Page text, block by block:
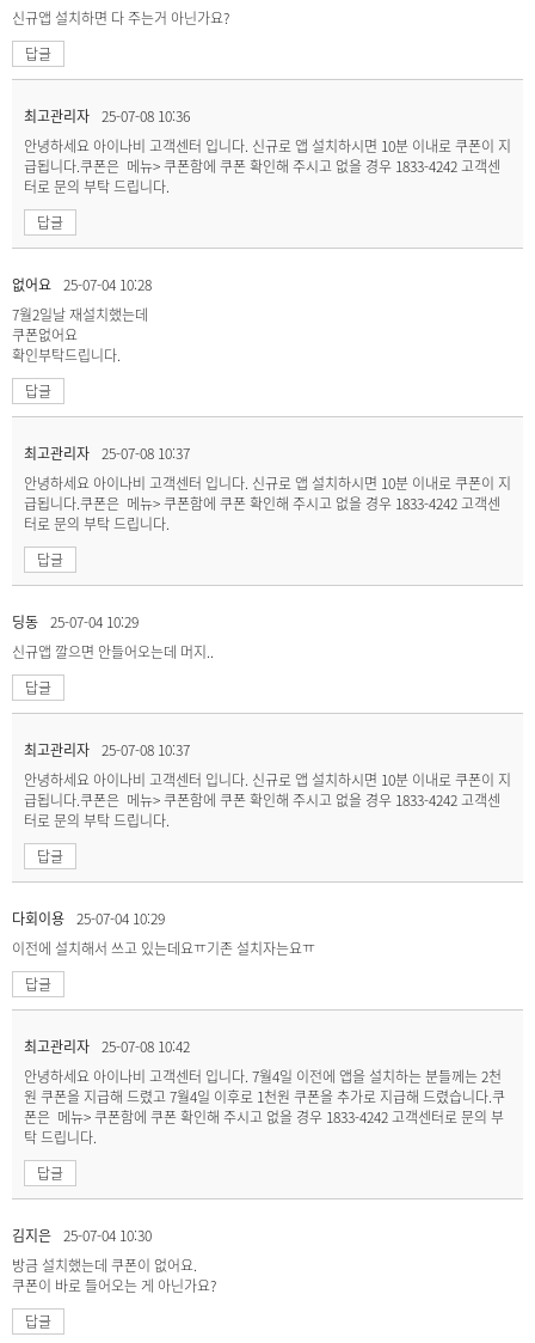
신규앱 설치하면 다 주는거 아닌가요?
답글
최고관리자 25-07-08 10:36
안녕하세요 아이나비 고객센터 입니다. 신규로 앱 설치하시면 10분 이내로 쿠폰이 지
급됩니다.쿠폰은 메뉴> 쿠폰함에 쿠폰 확인해 주시고 없을 경우 1833-4242 고객센
터로 문의 부탁 드립니다.
답글
없어요 25-07-04 10:28
7월2일날 재설치했는데
쿠폰없어요
확인부탁드립니다.
답글
최고관리자 25-07-08 10:37
안녕하세요 아이나비 고객센터 입니다. 신규로 앱 설치하시면 10분 이내로 쿠폰이 지
급됩니다.쿠폰은 메뉴> 쿠폰함에 쿠폰 확인해 주시고 없을 경우 1833-4242 고객센
터로 문의 부탁 드립니다.
답글
딩동 25-07-04 10:29
신규앱 깔으면 안들어오는데 머지..
답글
최고관리자 25-07-08 10:37
안녕하세요 아이나비 고객센터 입니다. 신규로 앱 설치하시면 10분 이내로 쿠폰이 지
급됩니다.쿠폰은 메뉴> 쿠폰함에 쿠폰 확인해 주시고 없을 경우 1833-4242 고객센
터로 문의 부탁 드립니다.
답글
다회이용 25-07-04 10:29
이전에 설치해서 쓰고 있는데요ㅠ기존 설치자는요ㅠ
답글
최고관리자 25-07-08 10:42
안녕하세요 아이나비 고객센터 입니다. 7월4일 이전에 앱을 설치하는 분들께는 2천
원 쿠폰을 지급해 드렸고 7월4일 이후로 1천원 쿠폰을 추가로 지급해 드렸습니다.쿠
폰은 메뉴> 쿠폰함에 쿠폰 확인해 주시고 없을 경우 1833-4242 고객센터로 문의 부
탁 드립니다.
답글
김지은 25-07-04 10:30
방금 설치했는데 쿠폰이 없어요.
쿠폰이 바로 들어오는 게 아닌가요?
답글